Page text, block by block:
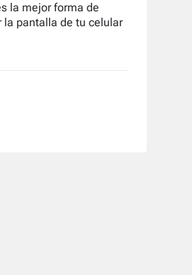
la mejor forma de
la pantalla de tu celular